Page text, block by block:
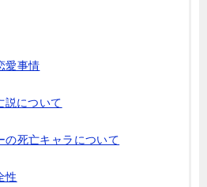
愛事情
説について
の死亡キャラについて
性